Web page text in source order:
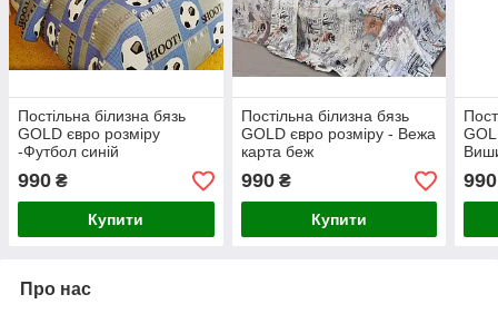
Постільна білизна бязь
GOLD євро розміру
-Футбол синій
990 ₴
Купити
Постільна білизна бязь
GOLD євро розміру - Вежа
карта беж
990₴
Купити
990
Про нас